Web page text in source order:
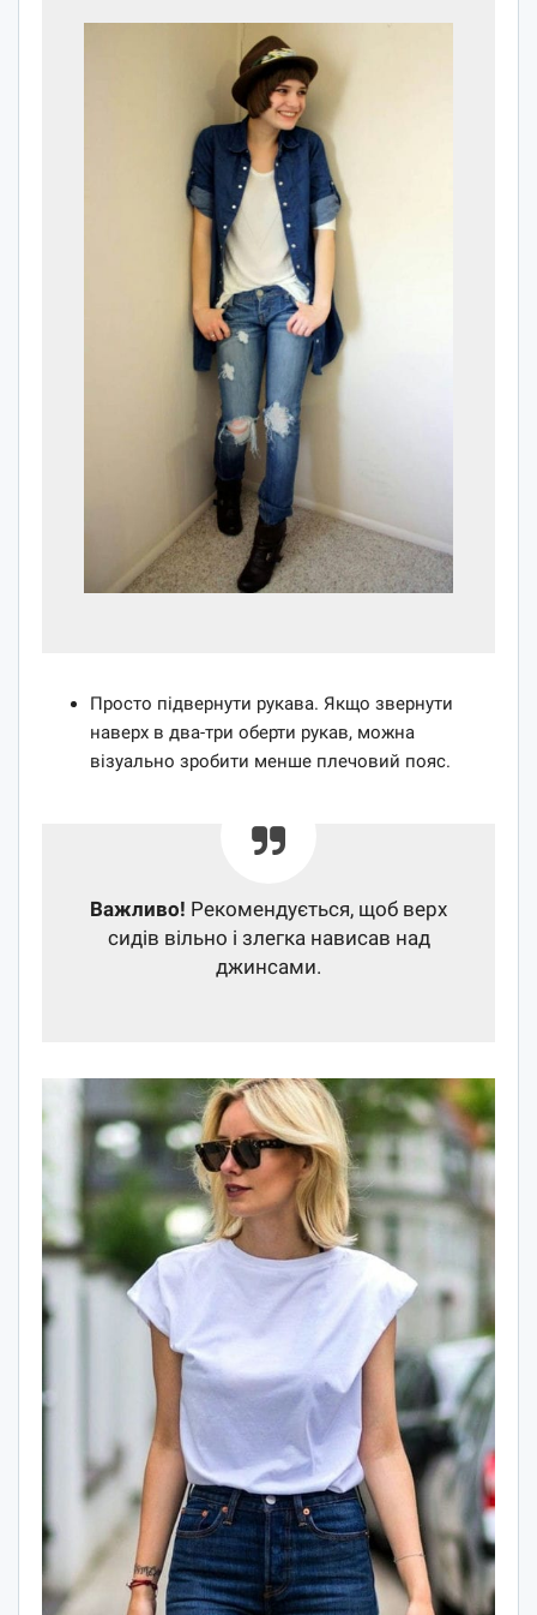
Просто підвернути рукава. Якщо звернути
наверх в два-три оберти рукав, можна
візуально зробити менше плечовий пояс.
Важливо! Рекомендується, щоб верх
сидів вільно і злегка нависав над
джинсами.